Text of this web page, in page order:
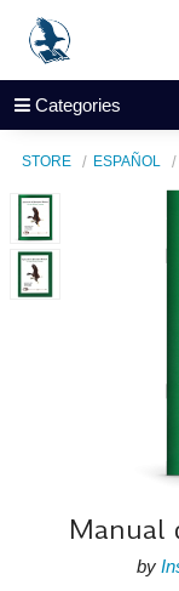
Categories
STORE ESPAÑOL
Manual
by